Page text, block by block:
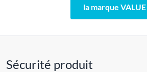
la marque VALUE
Sécurité produit